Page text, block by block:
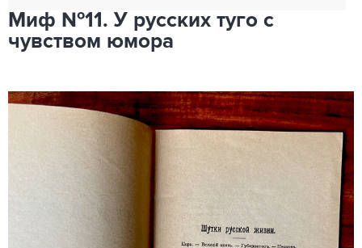
Миф №11. У русских туго с
чувством юмора